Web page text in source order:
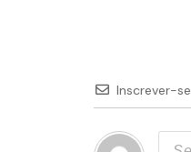
Inscrever-se